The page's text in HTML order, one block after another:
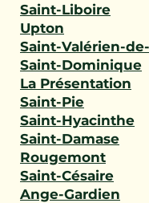
Saint-Liboire
Upton
Saint-Valérien-
Saint-Dominique
La Présentation
Saint-Pie
Saint-Hyacinthe
Saint-Damase
Rougemont
Saint-Césaire
Ange-Gardien